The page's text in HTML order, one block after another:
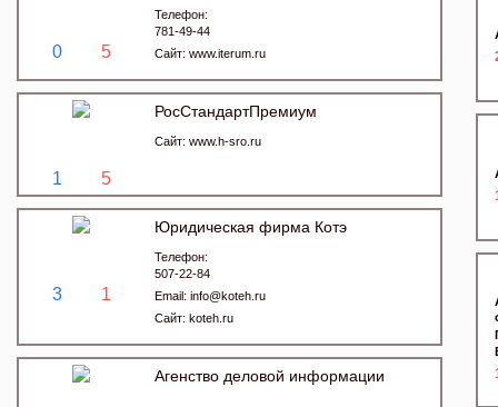
0 5
Телефон:
781-49-44
Сайт: www.iterum.ru
1 5
РосСтандартПремиум
Сайт: www.h-sro.ru
3 1
Юридическая фирма Котэ
Телефон:
507-22-84
Email: info@koteh.ru
Сайт: koteh.ru
Агенство деловой информации